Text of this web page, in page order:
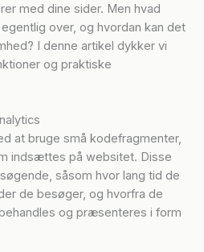
med dine sider. Men hvad
over, og hvordan kan det
I denne artikel dykker vi
og praktiske
at bruge små kodefragmenter,
indsættes på websitet. Disse
såsom hvor lang tid de
de besøger, og hvorfra de
og præsenteres i form